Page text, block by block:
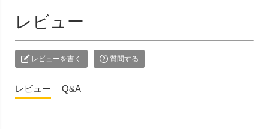
レビュー
レビューを書く 質問する
レビュー Q&A